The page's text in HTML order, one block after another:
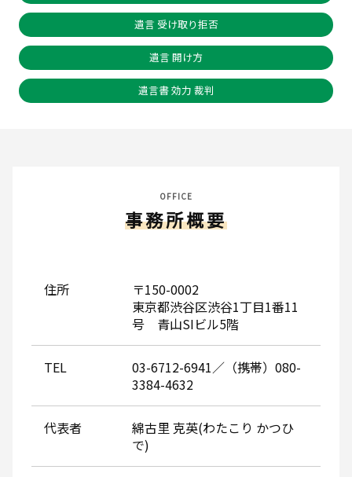
遺言 受け取り拒否
遺言 開け方
遺言書 効力 裁判
OFFICE
事務所概要
住所
〒150-0002
東京都渋谷区渋谷1丁目1番11
号 青山SIビル5階
TEL
03-6712-6941／（携帯）080-
3384-4632
代表者
綿古里 克英(わたこり かつひ
で)